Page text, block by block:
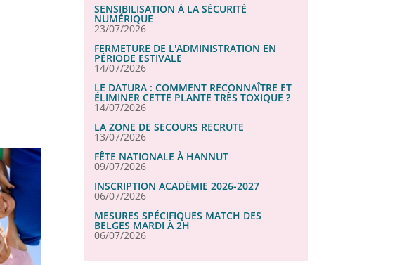
SENSIBILISATION À LA SÉCURITÉ
NUMÉRIQUE
23/07/2026
FERMETURE DE L'ADMINISTRATION EN
PÉRIODE ESTIVALE
14/07/2026
LE DATURA : COMMENT RECONNAÎTRE ET
ÉLIMINER CETTE PLANTE TRÈS TOXIQUE ?
14/07/2026
LA ZONE DE SECOURS RECRUTE
13/07/2026
FÊTE NATIONALE À HANNUT
09/07/2026
INSCRIPTION ACADÉMIE 2026-2027
06/07/2026
MESURES SPÉCIFIQUES MATCH DES
BELGES MARDI À 2H
06/07/2026